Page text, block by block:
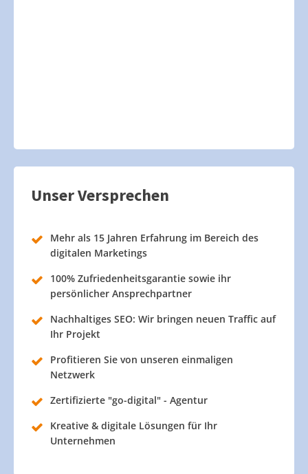
Unser Versprechen
Mehr als 15 Jahren Erfahrung im Bereich des
digitalen Marketings
100% Zufriedenheitsgarantie sowie ihr
persönlicher Ansprechpartner
Nachhaltiges SEO: Wir bringen neuen Traffic auf
Ihr Projekt
Profitieren Sie von unseren einmaligen
Netzwerk
Zertifizierte "go-digital" - Agentur
Kreative & digitale Lösungen für Ihr
Unternehmen